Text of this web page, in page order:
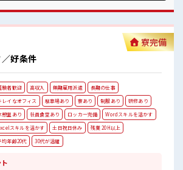
場でカイテキ作業♪ 配属後の1ヶ月間は研修あるの
ートOK！
好条件
寮完備
験者歓迎 高収入 無期雇用派遣
長期の仕事
レイなオフィス
駐車場あり 寮あり 制服あり
研修あり
憩室あり
社員食堂あり ロッカー完備
Wordスキルを活かす
スキルを活かす
土日祝日休み
残業 20H以上
均年齢20代
30代が活躍